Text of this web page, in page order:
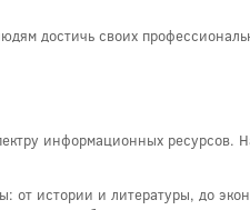
достичь своих
информационных ресурсов.
от истории и литературы, до